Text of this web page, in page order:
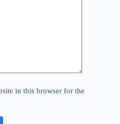
in this browser for the